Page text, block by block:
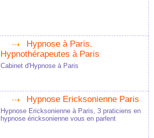
Hypnose à Paris.
Hypnothérapeutes à Paris
Cabinet d'Hypnose à Paris
Hypnose Ericksonienne Paris
Hypnose Ericksonienne à Paris, 3 praticiens en
hypnose éricksonienne vous en parlent